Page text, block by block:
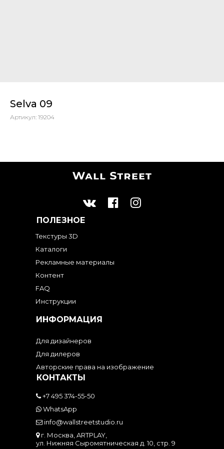
Selva 09
Артикул: 19204
ПОЛЕЗНОЕ
Текстуры 3D
Каталоги
Рекламные материалы
Контент
FAQ
Инструкции
ИНФОРМАЦИЯ
Для дизайнеров
Для дилеров
Авторские права на изображение
КОНТАКТЫ
+7 495 374-55-50
WhatsApp
info@wallstreetstudio.ru
г. Москва, ARTPLAY,
ул. Нижняя Сыромятническая д. 10, стр. 9